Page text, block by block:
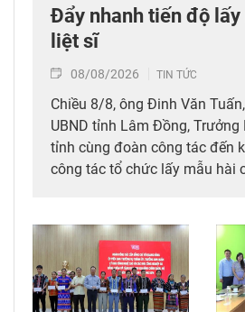
Đẩy nhanh tiến độ
liệt sĩ
08/08/2026 TIN TỨC
Chiều 8/8, ông Đinh Văn
UBND tỉnh Lâm Đồng,
tỉnh cùng đoàn công tác đến
công tác tổ chức lấy mẫu hài
thời tặng quà cho cán bộ,
công tác lấy mẫu tại đây.